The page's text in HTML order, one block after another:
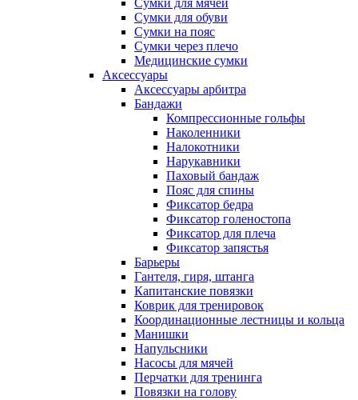
Сумки для мячей
Сумки для обуви
Сумки на пояс
Сумки через плечо
Медицинские сумки
Аксессуары
Аксессуары арбитра
Бандажи
Компрессионные гольфы
Наколенники
Налокотники
Нарукавники
Паховый бандаж
Пояс для спины
Фиксатор бедра
Фиксатор голеностопа
Фиксатор для плеча
Фиксатор запястья
Барьеры
Гантеля, гиря, штанга
Капитанские повязки
Коврик для тренировок
Координационные лестницы и кольца
Манишки
Напульсники
Насосы для мячей
Перчатки для тренинга
Повязки на голову